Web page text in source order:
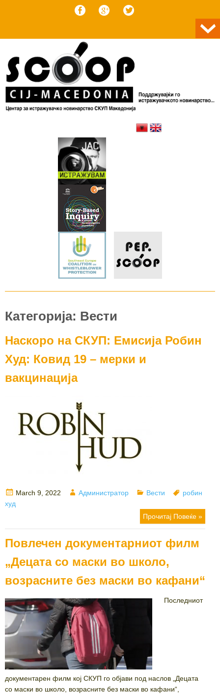
Категорија: Вести
Наскоро на СКУП: Емисија Робин
Худ: Ковид 19 – мерки и
вакцинација
Posted
March 9, 2022 Author
Администратор Categories
Вести Tags
робин
худ
Прочитај Повеќе »
Повлечен документарниот филм
„Децата со маски во школо,
возрасните без маски во кафани“
Последниот
документарен филм кој СКУП го објави под наслов „Децата
со маски во школо, возрасните без маски во кафани“,